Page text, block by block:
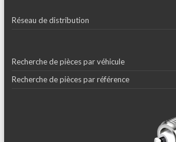
Réseau de distribution
Recherche de pièces par véhicule
Recherche de pièces par référence